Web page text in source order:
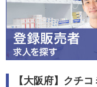
【大阪府】クチ